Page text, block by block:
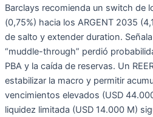
Barclays recomienda un switch de
(0,75%) hacia los ARGENT 2035
de salto y extender duration.
“muddle-through” perdió
PBA y la caída de reservas. Un
estabilizar la macro y permitir
vencimientos elevados (USD
liquidez limitada (USD 14.000 M)